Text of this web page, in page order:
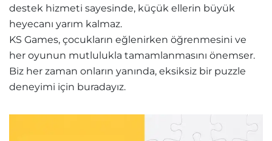
destek hizmeti sayesinde, küçük ellerin büyük
heyecanı yarım kalmaz.
KS Games, çocukların eğlenirken öğrenmesini ve
her oyunun mutlulukla tamamlanmasını önemser.
Biz her zaman onların yanında, eksiksiz bir puzzle
deneyimi için buradayız.